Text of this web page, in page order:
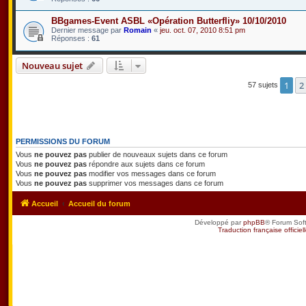
BBgames-Event ASBL «Opération Butterfliy» 10/10/2010
Dernier message par Romain « jeu. oct. 07, 2010 8:51 pm
Réponses : 61
Nouveau sujet
57 sujets 1 2
PERMISSIONS DU FORUM
Vous ne pouvez pas publier de nouveaux sujets dans ce forum
Vous ne pouvez pas répondre aux sujets dans ce forum
Vous ne pouvez pas modifier vos messages dans ce forum
Vous ne pouvez pas supprimer vos messages dans ce forum
Accueil Accueil du forum
Développé parphpBB® Forum
Traduction française